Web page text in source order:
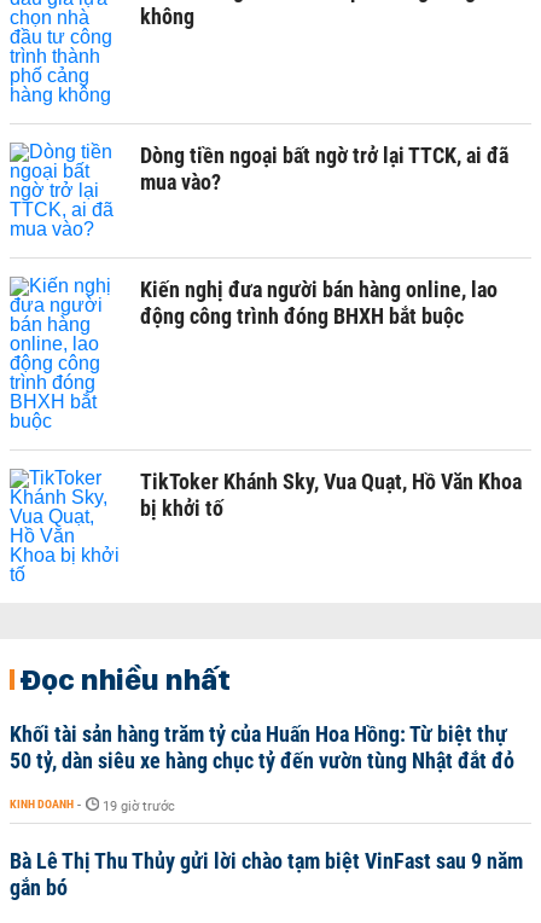
không
Dòng tiền ngoại bất ngờ trở lại TTCK, ai đã
mua vào?
Kiến nghị đưa người bán hàng online, lao
động công trình đóng BHXH bắt buộc
TikToker Khánh Sky, Vua Quạt, Hồ Văn Khoa
bị khởi tố
Đọc nhiều nhất
Khối tài sản hàng trăm tỷ của Huấn Hoa Hồng: Từ biệt thự
50 tỷ, dàn siêu xe hàng chục tỷ đến vườn tùng Nhật đắt đỏ
KINH DOANH - 19 giờ trước
Bà Lê Thị Thu Thủy gửi lời chào tạm biệt VinFast sau 9 năm
gắn bó